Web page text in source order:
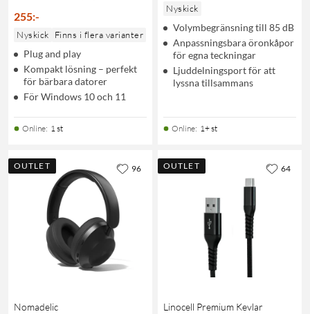
255:-
Nyskick Finns i flera varianter
Plug and play
Kompakt lösning – perfekt
för bärbara datorer
För Windows 10 och 11
Online: 1 st
Nyskick
Volymbegränsning till 85 dB
Anpassningsbara öronkåpor
för egna teckningar
Ljuddelningsport för att
lyssna tillsammans
Online: 1+ st
OUTLET
Nomadelic
96 OUTLET
Linocell Premium Kevlar
64